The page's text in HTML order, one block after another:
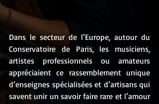
Dans le secteur de l’Europe, autour du
Conservatoire de Paris, les musiciens,
artistes professionnels ou amateurs
appréciaient ce rassemblement unique
d’enseignes spécialisées et d’artisans qui
savent unir un savoir faire rare et l’amour